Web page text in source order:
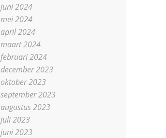
juni 2024
mei 2024
april 2024
maart 2024
februari 2024
december 2023
oktober 2023
september 2023
augustus 2023
juli 2023
juni 2023